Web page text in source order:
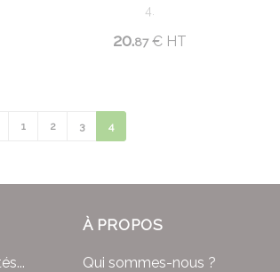
4.
20.87 € HT
1 2 3 4
À PROPOS
Qui sommes-nous ?